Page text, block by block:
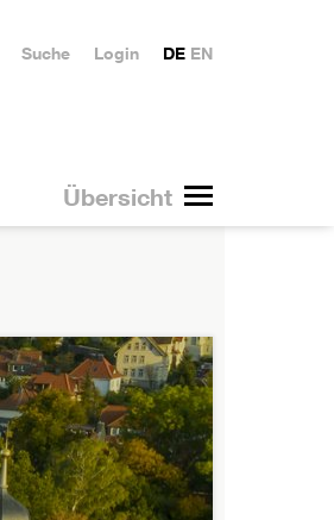
Übersicht
DE EN
Login
Suche